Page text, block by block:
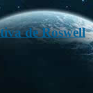
de Roswell